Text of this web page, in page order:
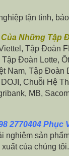
tận tình,
Những Tập
Tập Đoàn
Đoàn Lotte,
Nam, Tập Đoàn
Chuỗi Hệ
MB,
2770404 Phục
nghiệm sản
của chúng tôi.